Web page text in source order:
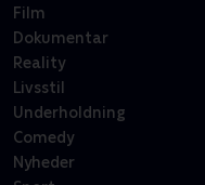
Film
Dokumentar
Reality
Livsstil
Underholdning
Comedy
Nyheder